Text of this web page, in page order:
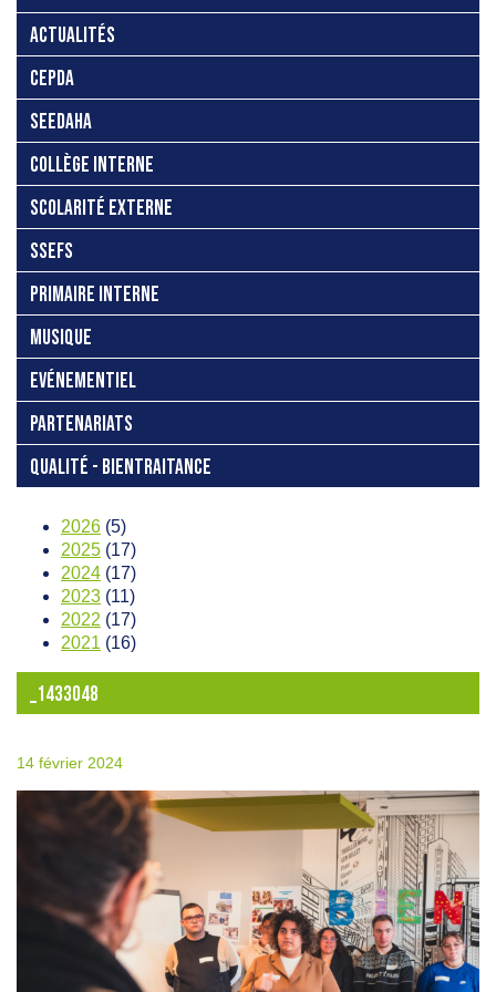
ACTUALITÉS
CEPDA
SEEDAHA
COLLÈGE INTERNE
SCOLARITÉ EXTERNE
SSEFS
PRIMAIRE INTERNE
MUSIQUE
EVÉNEMENTIEL
PARTENARIATS
QUALITÉ - BIENTRAITANCE
2026 (5)
2025 (17)
2024 (17)
2023 (11)
2022 (17)
2021 (16)
_1433048
14 février 2024